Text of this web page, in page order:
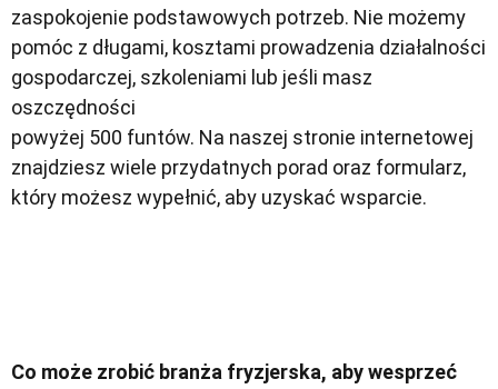
zaspokojenie podstawowych potrzeb. Nie możemy
pomóc z długami, kosztami prowadzenia działalności
gospodarczej, szkoleniami lub jeśli masz
oszczędności
powyżej 500 funtów. Na naszej stronie internetowej
znajdziesz wiele przydatnych porad oraz formularz,
który możesz wypełnić, aby uzyskać wsparcie.
Co może zrobić branża fryzjerska, aby wesprzeć